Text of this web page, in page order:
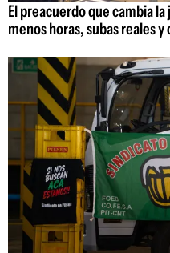
El preacuerdo que cambia
menos horas, subas reales